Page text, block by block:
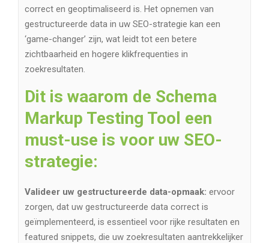
correct en geoptimaliseerd is. Het opnemen van
gestructureerde data in uw SEO-strategie kan een
‘game-changer’ zijn, wat leidt tot een betere
zichtbaarheid en hogere klikfrequenties in
zoekresultaten.
Dit is waarom de Schema
Markup Testing Tool een
must-use is voor uw SEO-
strategie:
Valideer uw gestructureerde data-opmaak: ervoor
zorgen, dat uw gestructureerde data correct is
geïmplementeerd, is essentieel voor rijke resultaten en
featured snippets, die uw zoekresultaten aantrekkelijker